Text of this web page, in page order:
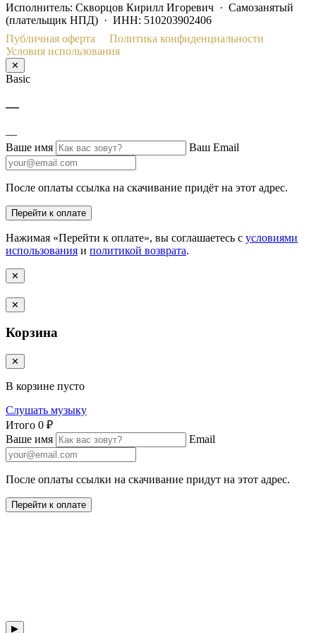
Исполнитель: Скворцов Кирилл Игоревич · Самозанятый
(плательщик НПД) · ИНН: 510203902406
Публичная оферта
Политика конфиденциальности
Условия использования
✕
Basic
—
—
Ваше имя
Ваш Email
После оплаты ссылка на скачивание придёт на этот адрес.
Перейти к оплате
Нажимая «Перейти к оплате», вы соглашаетесь с условиями
использования и политикой возврата.
✕
✕
Корзина
✕
В корзине пусто
Слушать музыку
Итого 0 ₽
Ваше имя
Email
После оплаты ссылки на скачивание придут на этот адрес.
Перейти к оплате
▶